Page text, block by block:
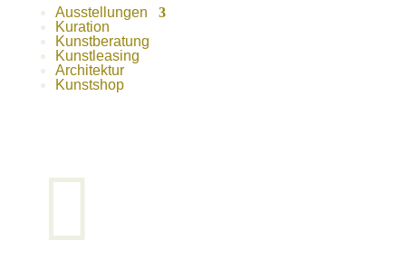
Ausstellungen
Kuration
Kunstberatung
Kunstleasing
Architektur
Kunstshop
